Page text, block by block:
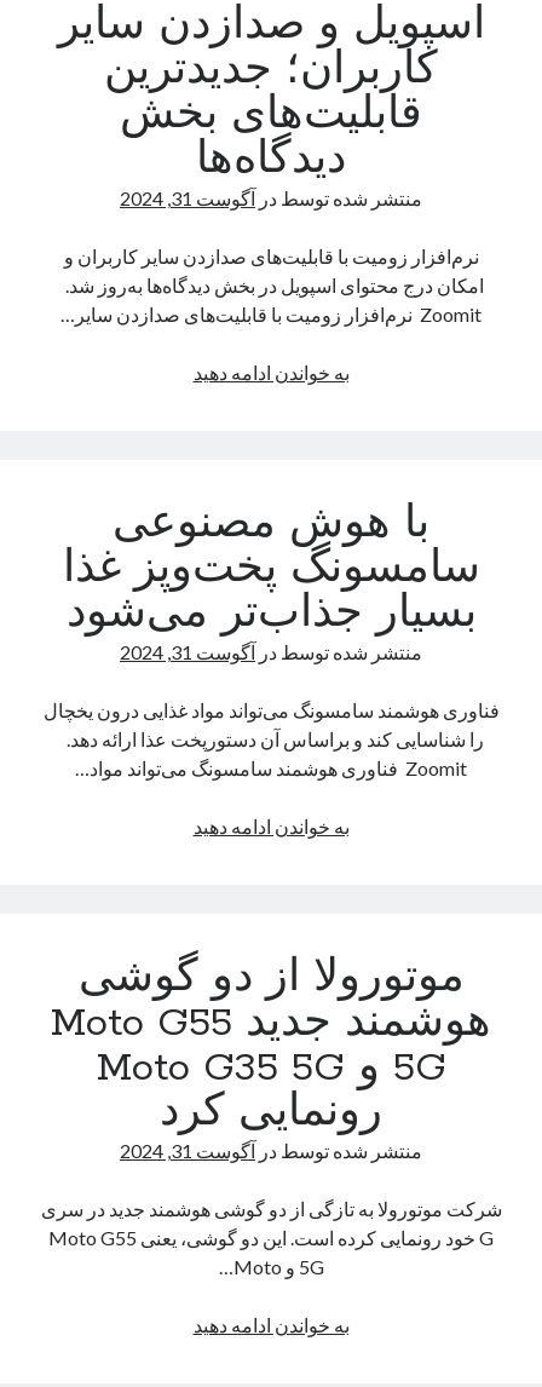
بالاترین
ارتفاع
است؟
اسپویل و صدازدن سایر
کاربران؛ جدید‌ترین
قابلیت‌های بخش
دیدگاه‌ها
منتشر شده توسط در آگوست 31, 2024
نرم‌افزار زومیت با قابلیت‌های صدازدن سایر کاربران و
امکان درج محتوای اسپویل در بخش دیدگاه‌ها به‌روز شد.
Zoomit نرم‌افزار زومیت با قابلیت‌های صدازدن سایر…
به خواندن ادامه دهید
جدید‌ترین
قابلیت‌های
بخش
دیدگاه‌ها
با هوش مصنوعی
سامسونگ پخت‌و‌پز غذا
بسیار جذاب‌تر می‌شود
منتشر شده توسط در آگوست 31, 2024
فناوری هوشمند سامسونگ می‌تواند مواد غذایی درون یخچال
را شناسایی کند و براساس آن دستورپخت عذا ارائه دهد.
Zoomit فناوری هوشمند سامسونگ می‌تواند مواد…
به خواندن ادامه دهید
غذا
بسیار
جذاب‌تر
می‌شود
موتورولا از دو گوشی
هوشمند جدید Moto G55
5G و Moto G35 5G
رونمایی کرد
منتشر شده توسط در آگوست 31, 2024
شرکت موتورولا به تازگی از دو گوشی هوشمند جدید در سری
G خود رونمایی کرده است. این دو گوشی، یعنی Moto G55
5G و Moto…
به خواندن ادامه دهید